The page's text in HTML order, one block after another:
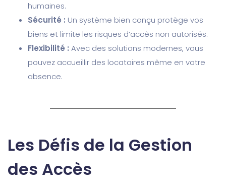
humaines.
Sécurité : Un système bien conçu protège vos
biens et limite les risques d’accès non autorisés.
Flexibilité : Avec des solutions modernes, vous
pouvez accueillir des locataires même en votre
absence.
Les Défis de la Gestion
des Accès